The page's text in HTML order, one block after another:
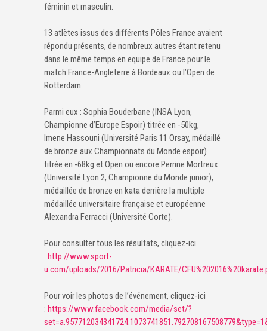
féminin et masculin.
13 atlètes issus des différents Pôles France avaient
répondu présents, de nombreux autres étant retenu
dans le même temps en equipe de France pour le
match France-Angleterre à Bordeaux ou l’Open de
Rotterdam.
Parmi eux : Sophia Bouderbane (INSA Lyon,
Championne d’Europe Espoir) titrée en -50kg,
Imene Hassouni (Université Paris 11 Orsay, médaillé
de bronze aux Championnats du Monde espoir)
titrée en -68kg et Open ou encore Perrine Mortreux
(Université Lyon 2, Championne du Monde junior),
médaillée de bronze en kata derrière la multiple
médaillée universitaire française et européenne
Alexandra Ferracci (Université Corte).
Pour consulter tous les résultats, cliquez-ici
: http://www.sport-
u.com/uploads/2016/Patricia/KARATE/
Pour voir les photos de l’événement, cliquez-ici
: https://www.facebook.com/media/set/?